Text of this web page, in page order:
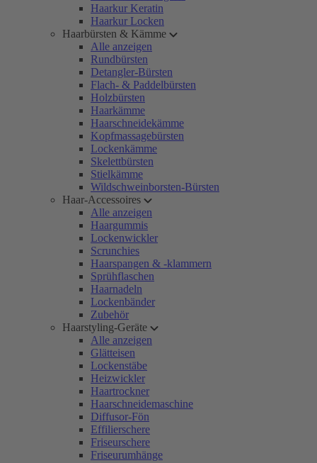
Haarkur Keratin
Haarkur Locken
Haarbürsten & Kämme
Alle anzeigen
Rundbürsten
Detangler-Bürsten
Flach- & Paddelbürsten
Holzbürsten
Haarkämme
Haarschneidekämme
Kopfmassagebürsten
Lockenkämme
Skelettbürsten
Stielkämme
Wildschweinborsten-Bürsten
Haar-Accessoires
Alle anzeigen
Haargummis
Lockenwickler
Scrunchies
Haarspangen & -klammern
Sprühflaschen
Haarnadeln
Lockenbänder
Zubehör
Haarstyling-Geräte
Alle anzeigen
Glätteisen
Lockenstäbe
Heizwickler
Haartrockner
Haarschneidemaschine
Diffusor-Fön
Effilierschere
Friseurschere
Friseurumhänge